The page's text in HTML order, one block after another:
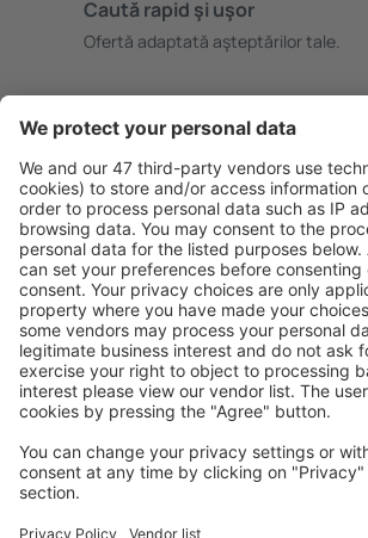
Caută rapid şi uşor
Ofertă adaptată aşteptărilor tale.
Rezervare fără griji cu opțiune
Economiseşte mai mult
Prețuri atractive și oferte speciale
conectați.
Cazarea preferată
Alege din peste 1,3 mil. de opţiuni:
apartamente și altele.
Cele mai căutate cazări de către
Cazare în Canada - Orașe populare